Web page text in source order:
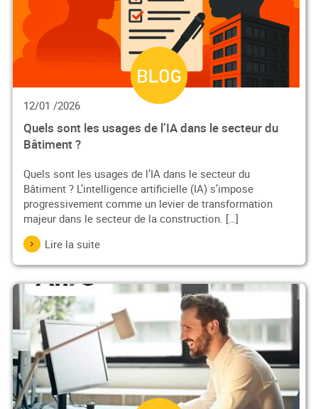
12/01 /2026
Quels sont les usages de l’IA dans le secteur du
Bâtiment ?
Quels sont les usages de l’IA dans le secteur du
Bâtiment ? L’intelligence artificielle (IA) s’impose
progressivement comme un levier de transformation
majeur dans le secteur de la construction. […]
Lire la suite